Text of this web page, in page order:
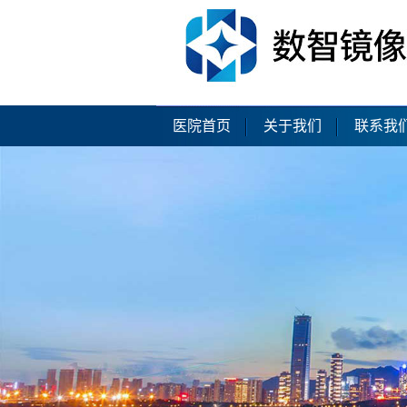
医院首页 关于我们 联系我